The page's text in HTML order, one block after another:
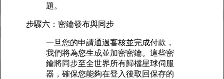
題。
步驟六：密鑰發布與同步
一旦您的申請通過審核並完成付款，
我們將為您生成並加密密鑰。這些密
鑰將同步至全世界所有歸檔星球伺服
器，確保您能夠在登入後取回保存的